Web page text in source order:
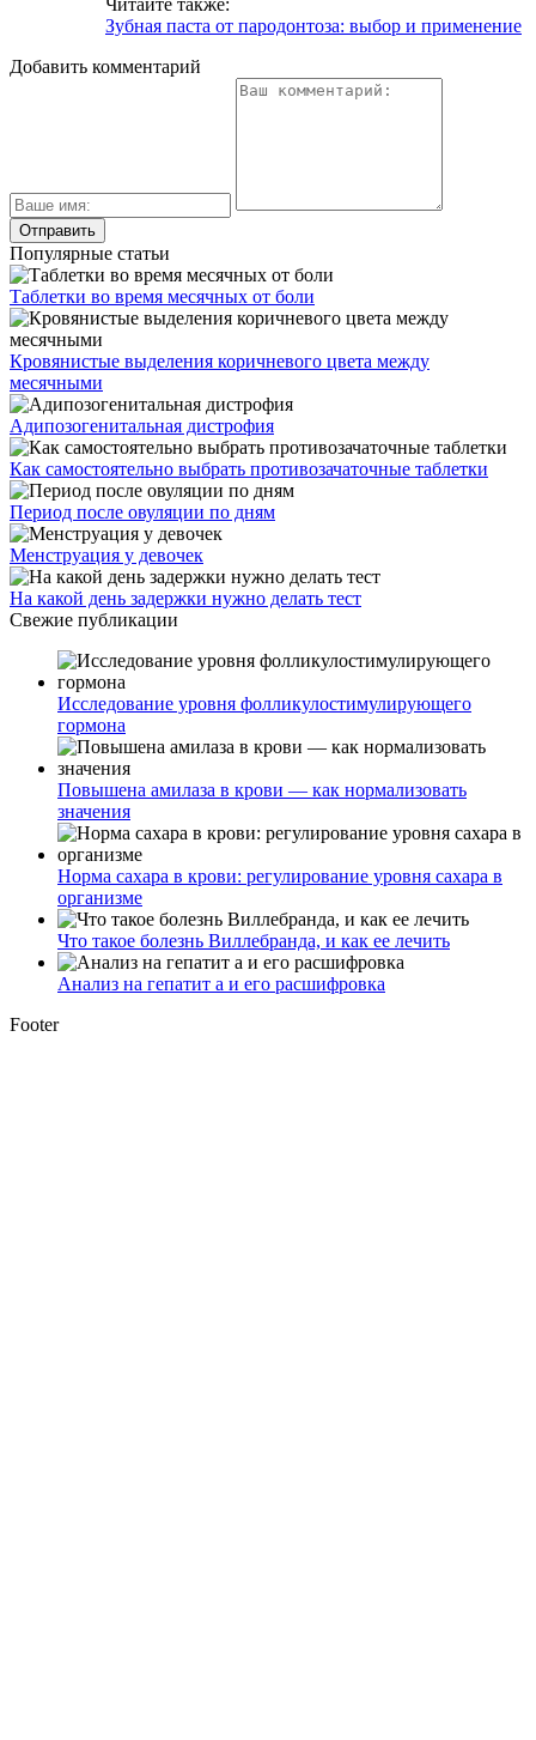
Зубная паста от пародонтоза: выбор и применение
Добавить комментарий
Популярные статьи
Таблетки во время месячных от боли
Кровянистые выделения коричневого цвета между
месячными
Адипозогенитальная дистрофия
Как самостоятельно выбрать противозачаточные таблетки
Период после овуляции по дням
Менструация у девочек
На какой день задержки нужно делать тест
Свежие публикации
Исследование уровня фолликулостимулирующего
гормона
Повышена амилаза в крови — как нормализовать
значения
Норма сахара в крови: регулирование уровня сахара в
организме
Что такое болезнь Виллебранда, и как ее лечить
Анализ на гепатит а и его расшифровка
Footer